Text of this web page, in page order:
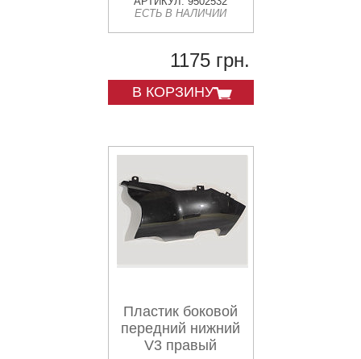
ЕСТЬ В НАЛИЧИИ
1175 грн.
В КОРЗИНУ
Пластик боковой
передний нижний
V3 правый